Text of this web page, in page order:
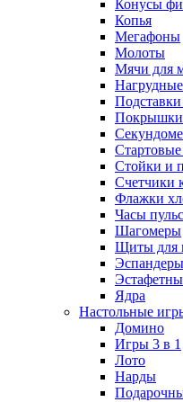
Конусы
Копья
Мегафоны
Молоты
Мячи для
Покрышки
Стойки и
Счетчики
Флажки
Часы
Шагомеры
Щиты для
Эспандеры
Ядра
Настольные
Домино
Игры 3 в 1
Лото
Нарды